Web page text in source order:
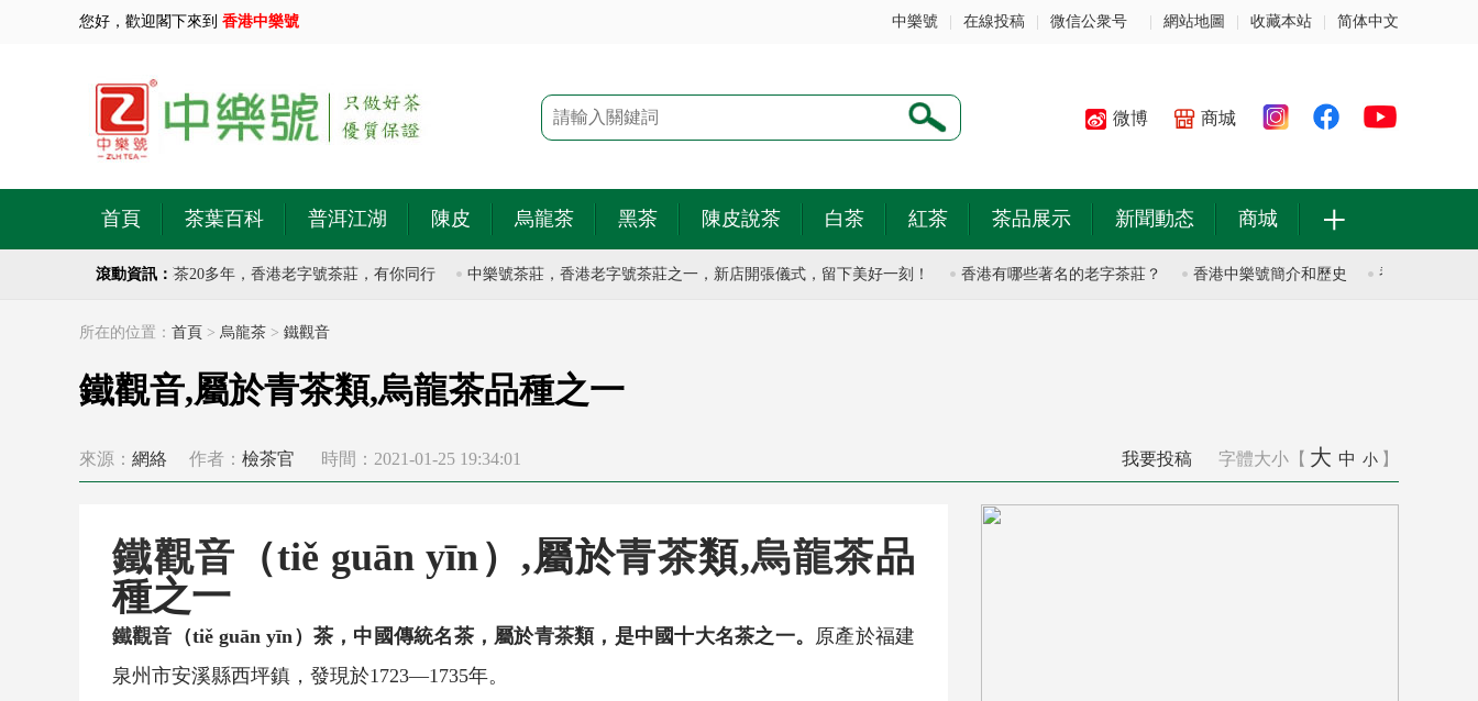
您好，歡迎閣下來到 香港中樂號 中樂號 在線投稿 微信公衆号 網站地圖 收藏本站 简体中文
微博 商城
首頁 茶葉百科 普洱江湖 陳皮 烏龍茶 黑茶 陳皮說茶 白茶 紅茶 茶品展示 新聞動态 商城 +
滾動資訊：
莊，專注於古樹普洱茶20多年，香港老字號茶莊，有你同行 中樂號茶莊，香港老字號茶莊之一，新店開張儀式，留下美好一刻！ 香港有哪些著名的老字茶莊？ 香港中樂號簡介和歷史 香港中樂號簡介
所在的位置： 首頁 > 烏龍茶 > 鐵觀音
鐵觀音,屬於青茶類,烏龍茶品種之一
來源： 網絡 作者： 檢茶官 時間：2021-01-25 19:34:01 我要投稿 字體大小【 大 中 小 】
鐵觀音 （tiě guān yīn）,屬於青茶類,烏龍茶品
種之一
鐵觀音 （tiě guān yīn）茶，中國傳統名茶，屬於青茶類，是中國十大名茶之一。 原產於福建
泉州市安溪縣西坪鎮，發現於1723—1735年。